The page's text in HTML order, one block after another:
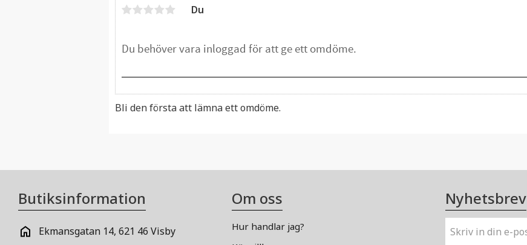
Du
Bli den första att lämna ett omdöme.
Butiksinformation
Ekmansgatan 14, 621 46 Visby
Om oss
Hur handlar jag?
Nyhetsbrev